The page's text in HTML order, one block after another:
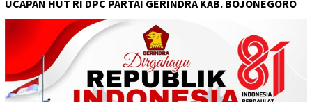
UCAPAN HUT RI DPC PARTAI GERINDRA KAB. BOJONEGORO